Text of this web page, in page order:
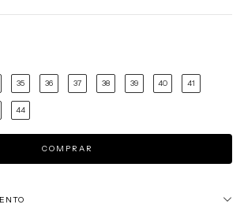
35 36 37 38 39 40 41
44